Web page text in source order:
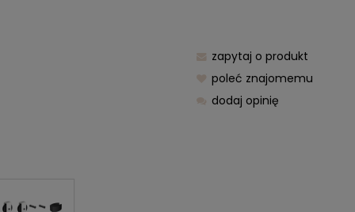
zapytaj o produkt
poleć znajomemu
dodaj opinię